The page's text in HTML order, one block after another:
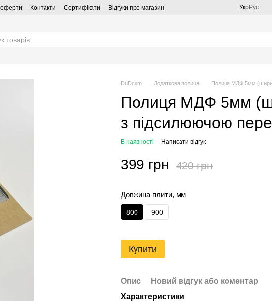
оферти Контакти Сертифікати Відгуки про магазин УкрРус
DuDcom Додаткова полиця Полиця МДФ 5мм
Полиця МДФ 5мм
з підсилюючою
В наявності Написати відгук
399 грн 420 грн
Довжина плити, мм
800 900
Купити
Опис
Новий відгук або коментар
Характеристики